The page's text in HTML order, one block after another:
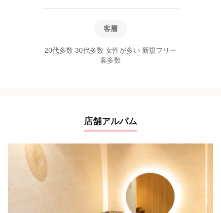
客層
20代多数 30代多数 女性が多い 新規フリー
客多数
店舗アルバム